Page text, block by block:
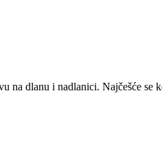
na dlanu i nadlanici. Najčešće